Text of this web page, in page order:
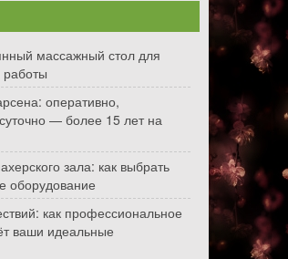
массажный стол для
оперативно,
— более 15 лет на
зала: как выбрать
оборудование
как профессиональное
ваши идеальные